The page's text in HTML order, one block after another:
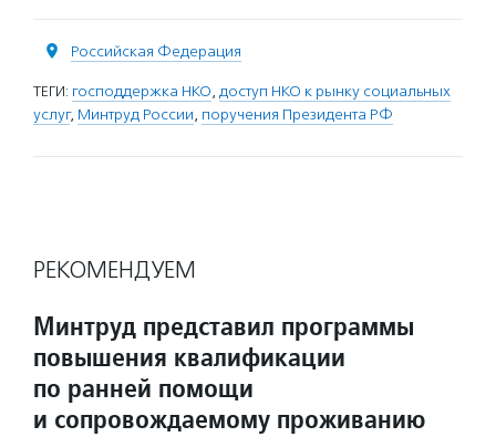
Российская Федерация
ТЕГИ: господдержка НКО, доступ НКО к рынку социальных
услуг, Минтруд России, поручения Президента РФ
РЕКОМЕНДУЕМ
Минтруд представил программы
повышения квалификации
по ранней помощи
и сопровождаемому проживанию